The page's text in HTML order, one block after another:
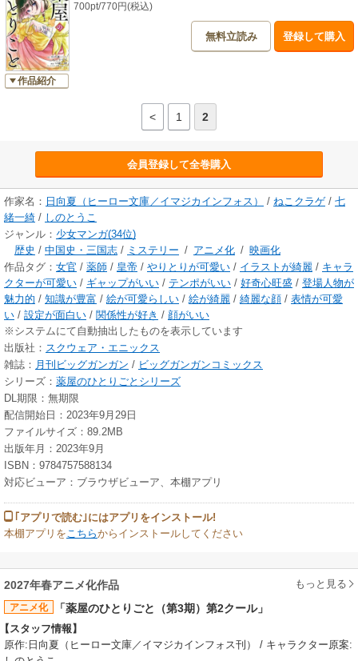
作品紹介
700pt/770円(税込)
無料立読み 登録して購入
< 1 2
会員登録して全巻購入
作家名： 日向夏（ヒーロー文庫／イマジカインフォス） / ねこクラゲ/ 七
緒一綺 / しのとうこ
ジャンル： 少女マンガ(34位)
歴史 / 中国史・三国志 / ミステリー / アニメ化 / 映画化
作品タグ： 女官 / 薬師 / 皇帝 / やりとりが可愛い / イラストが綺麗 / キャラ
クターが可愛い / ギャップがいい / テンポがいい / 好奇心旺盛 / 登場人物が
魅力的 / 知識が豊富 / 絵が可愛らしい / 絵が綺麗 / 綺麗な顔 / 表情が可愛
い / 設定が面白い / 関係性が好き / 顔がいい
※システムにて自動抽出したものを表示しています
出版社： スクウェア・エニックス
雑誌： 月刊ビッグガンガン / ビッグガンガンコミックス
シリーズ： 薬屋のひとりごとシリーズ
DL期限：無期限
配信開始日：2023年9月29日
ファイルサイズ：89.2MB
出版年月：2023年9月
ISBN：9784757588134
対応ビューア：ブラウザビューア、本棚アプリ
｢アプリで読む｣にはアプリをインストール!
本棚アプリを こちらからインストールしてください
2027年春アニメ化作品 もっと見る
アニメ化 「薬屋のひとりごと（第3期）第2クール」
スタッフ情報】
原作:日向夏（ヒーロー文庫／イマジカインフォス刊） / キャラクター原案: